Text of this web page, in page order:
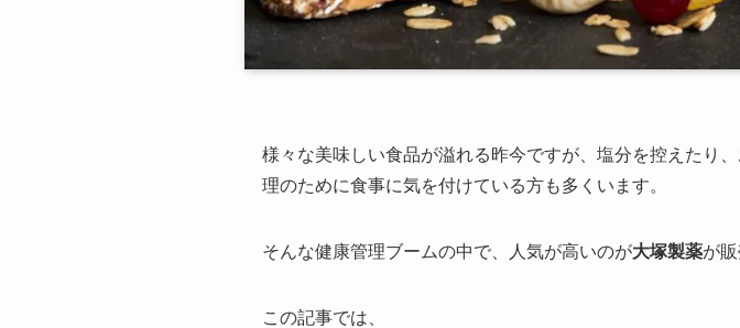
様々な美味しい食品が溢れる昨今ですが、塩分を控えたり
理のために食事に気を付けている方も多くいます。
そんな健康管理ブームの中で、人気が高いのが大塚製薬が
この記事では、